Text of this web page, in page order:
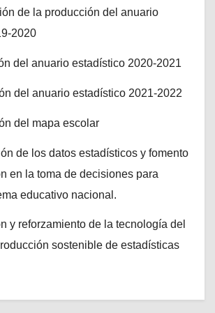
de la producción del anuario
2020
del anuario estadístico 2020-2021
del anuario estadístico 2021-2022
del mapa escolar
de los datos estadísticos y fomento
en la toma de decisiones para
educativo nacional.
y reforzamiento de la tecnología del
sostenible de estadísticas